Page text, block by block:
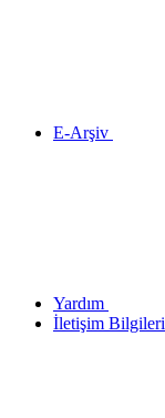
E-Arşiv
Yardım
İletişim Bilgileri